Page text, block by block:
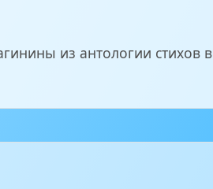
из антологии стихов в